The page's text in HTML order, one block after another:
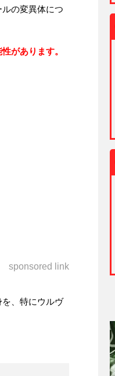
の変異体につ
があります。
sponsored link
、特にウルヴ